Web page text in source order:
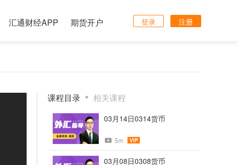
汇通财经APP 期货开户 登录 注册
课程目录 相关课程
03月14日0314货币
5m
03月08日0308货币